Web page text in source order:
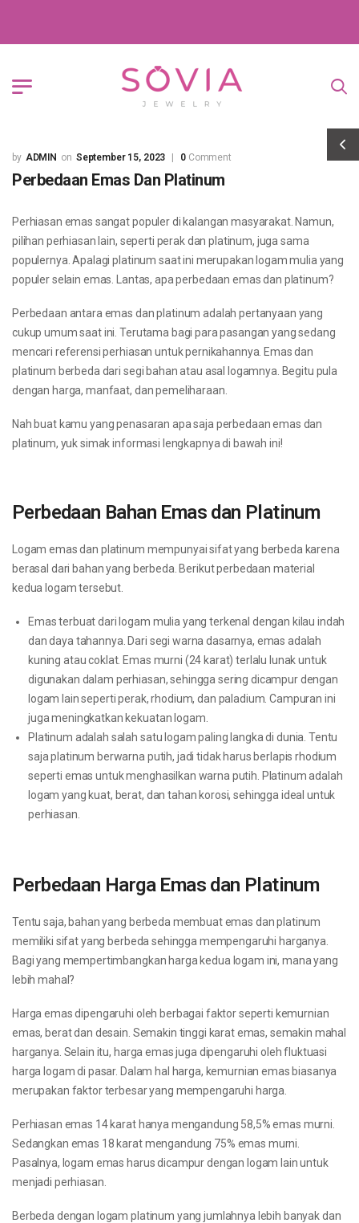
ADMIN September 15, 2023 0 Comment
Perbedaan Emas Dan Platinum
Perhiasan emas sangat populer di kalangan masyarakat. Namun,
pilihan perhiasan lain, seperti perak dan platinum, juga sama
populernya. Apalagi platinum saat ini merupakan logam mulia yang
populer selain emas. Lantas, apa perbedaan emas dan platinum?
Perbedaan antara emas dan platinum adalah pertanyaan yang
cukup umum saat ini. Terutama bagi para pasangan yang sedang
mencari referensi perhiasan untuk pernikahannya. Emas dan
platinum berbeda dari segi bahan atau asal logamnya. Begitu pula
dengan harga, manfaat, dan pemeliharaan.
Nah buat kamu yang penasaran apa saja perbedaan emas dan
platinum, yuk simak informasi lengkapnya di bawah ini!
Perbedaan Bahan Emas dan Platinum
Logam emas dan platinum mempunyai sifat yang berbeda karena
berasal dari bahan yang berbeda. Berikut perbedaan material
kedua logam tersebut.
Emas terbuat dari logam mulia yang terkenal dengan kilau indah
dan daya tahannya. Dari segi warna dasarnya, emas adalah
kuning atau coklat. Emas murni (24 karat) terlalu lunak untuk
digunakan dalam perhiasan, sehingga sering dicampur dengan
logam lain seperti perak, rhodium, dan paladium. Campuran ini
juga meningkatkan kekuatan logam.
Platinum adalah salah satu logam paling langka di dunia. Tentu
saja platinum berwarna putih, jadi tidak harus berlapis rhodium
seperti emas untuk menghasilkan warna putih. Platinum adalah
logam yang kuat, berat, dan tahan korosi, sehingga ideal untuk
perhiasan.
Perbedaan Harga Emas dan Platinum
Tentu saja, bahan yang berbeda membuat emas dan platinum
memiliki sifat yang berbeda sehingga mempengaruhi harganya.
Bagi yang mempertimbangkan harga kedua logam ini, mana yang
lebih mahal?
Harga emas dipengaruhi oleh berbagai faktor seperti kemurnian
emas, berat dan desain. Semakin tinggi karat emas, semakin mahal
harganya. Selain itu, harga emas juga dipengaruhi oleh fluktuasi
harga logam di pasar. Dalam hal harga, kemurnian emas biasanya
merupakan faktor terbesar yang mempengaruhi harga.
Perhiasan emas 14 karat hanya mengandung 58,5% emas murni.
Sedangkan emas 18 karat mengandung 75% emas murni.
Pasalnya, logam emas harus dicampur dengan logam lain untuk
menjadi perhiasan.
Berbeda dengan logam platinum yang jumlahnya lebih banyak dan